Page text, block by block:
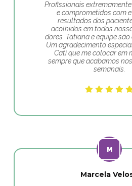
Profissionais
e comprometidos com
resultados dos
acolhidos em todas
dores. Tatiana e equipe são
Um agradecimento
Cati que me colocar em
sempre que acabamos
semanais.
Marcela